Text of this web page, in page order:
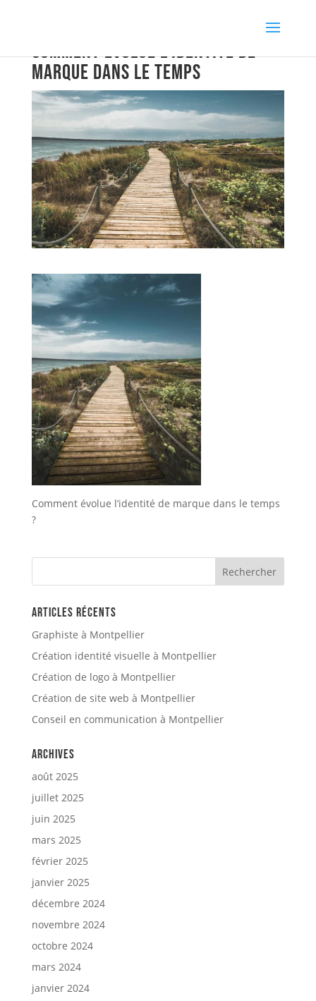
Comment évolue l’identité de
marque dans le temps
Comment évolue l’identité de marque dans le temps
?
Articles récents
Graphiste à Montpellier
Création identité visuelle à Montpellier
Création de logo à Montpellier
Création de site web à Montpellier
Conseil en communication à Montpellier
Archives
août 2025
juillet 2025
juin 2025
mars 2025
février 2025
janvier 2025
décembre 2024
novembre 2024
octobre 2024
mars 2024
janvier 2024